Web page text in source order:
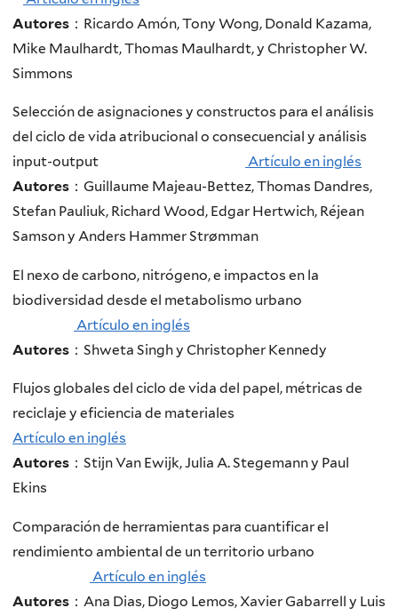
Autores ：Ricardo Amón, Tony Wong, Donald Kazama,
Mike Maulhardt, Thomas Maulhardt, y Christopher W.
Simmons
Selección de asignaciones y constructos para el análisis
del ciclo de vida atribucional o consecuencial y análisis
input-output
Artículo en inglés
Autores ：Guillaume Majeau-Bettez, Thomas Dandres,
Stefan Pauliuk, Richard Wood, Edgar Hertwich, Réjean
Samson y Anders Hammer Strømman
El nexo de carbono, nitrógeno, e impactos en la
biodiversidad desde el metabolismo urbano
Artículo en inglés
Autores ：Shweta Singh y Christopher Kennedy
Flujos globales del ciclo de vida del papel, métricas de
reciclaje y eficiencia de materiales
Artículo en inglés
Autores ：Stijn Van Ewijk, Julia A. Stegemann y Paul
Ekins
Comparación de herramientas para cuantificar el
rendimiento ambiental de un territorio urbano
Artículo en inglés
Autores ：Ana Dias, Diogo Lemos, Xavier Gabarrell y Luis